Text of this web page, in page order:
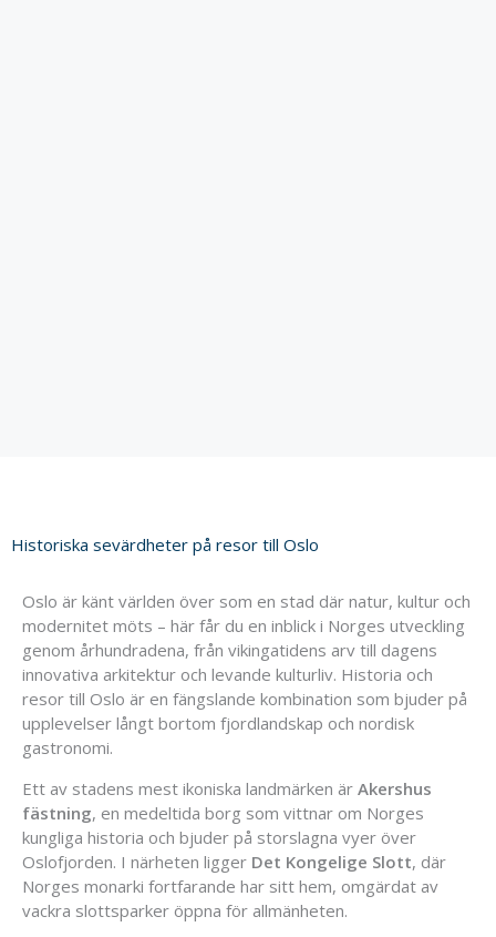
Historiska sevärdheter på resor till Oslo
Oslo är känt världen över som en stad där natur, kultur och
modernitet möts – här får du en inblick i Norges utveckling
genom århundradena, från vikingatidens arv till dagens
innovativa arkitektur och levande kulturliv. Historia och
resor till Oslo är en fängslande kombination som bjuder på
upplevelser långt bortom fjordlandskap och nordisk
gastronomi.
Ett av stadens mest ikoniska landmärken är Akershus
fästning, en medeltida borg som vittnar om Norges
kungliga historia och bjuder på storslagna vyer över
Oslofjorden. I närheten ligger Det Kongelige Slott, där
Norges monarki fortfarande har sitt hem, omgärdat av
vackra slottsparker öppna för allmänheten.